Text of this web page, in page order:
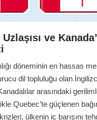
ve
döneminin en hassas
dil topluluğu olan
arasındaki
Quebec’te güçlenen
ülkenin iç barışını